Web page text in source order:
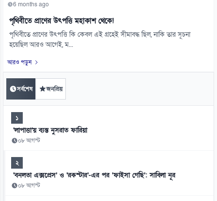
6 months ago
পৃথিবীতে প্রাণের উৎপত্তি মহাকাশ থেকে!
পৃথিবীতে প্রাণের উৎপত্তি কি কেবল এই গ্রহেই সীমাবদ্ধ ছিল, নাকি তার সূচনা
হয়েছিল আরও আগেই, ম...
আরও পড়ুন
সর্বশেষ জনপ্রিয়
১
‘লাপাত্তা’য় ব্যস্ত নুসরাত ফারিয়া
০৮ আগস্ট
২
‘বনলতা এক্সপ্রেস’ ও ‘রকস্টার’-এর পর ‘ফাইসা গেছি’: সাবিলা নূর
০৮ আগস্ট